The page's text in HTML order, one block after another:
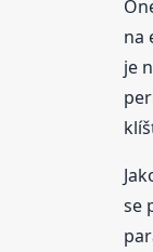
na
je
se